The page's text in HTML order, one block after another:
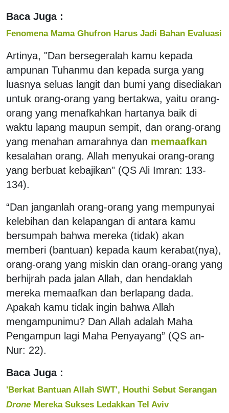
Baca Juga :
Fenomena Mama Ghufron Harus Jadi Bahan Evaluasi
Artinya, "Dan bersegeralah kamu kepada
ampunan Tuhanmu dan kepada surga yang
luasnya seluas langit dan bumi yang disediakan
untuk orang-orang yang bertakwa, yaitu orang-
orang yang menafkahkan hartanya baik di
waktu lapang maupun sempit, dan orang-orang
yang menahan amarahnya dan memaafkan
kesalahan orang. Allah menyukai orang-orang
yang berbuat kebajikan" (QS Ali Imran: 133-
134).
“Dan janganlah orang-orang yang mempunyai
kelebihan dan kelapangan di antara kamu
bersumpah bahwa mereka (tidak) akan
memberi (bantuan) kepada kaum kerabat(nya),
orang-orang yang miskin dan orang-orang yang
berhijrah pada jalan Allah, dan hendaklah
mereka memaafkan dan berlapang dada.
Apakah kamu tidak ingin bahwa Allah
mengampunimu? Dan Allah adalah Maha
Pengampun lagi Maha Penyayang” (QS an-
Nur: 22).
Baca Juga :
'Berkat Bantuan Allah SWT', Houthi Sebut Serangan
Drone Mereka Sukses Ledakkan Tel Aviv